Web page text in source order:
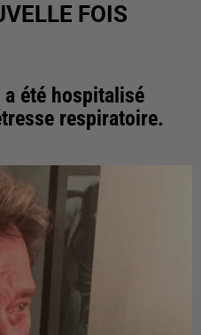
FOIS
a été hospitalisé
respiratoire.